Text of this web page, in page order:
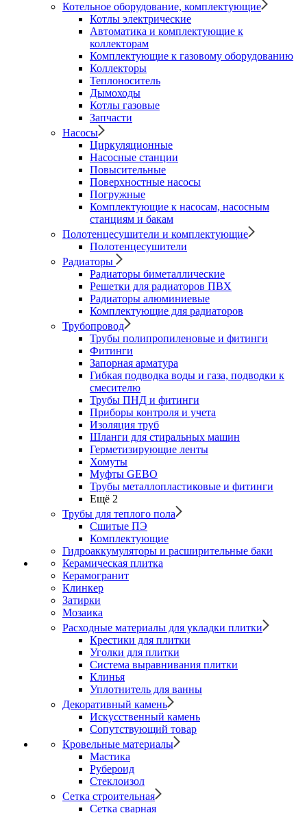
Котельное оборудование, комплектующие
Котлы электрические
Автоматика и комплектующие к
коллекторам
Комплектующие к газовому оборудованию
Коллекторы
Теплоноситель
Дымоходы
Котлы газовые
Запчасти
Насосы
Циркуляционные
Насосные станции
Повысительные
Поверхностные насосы
Погружные
Комплектующие к насосам, насосным
станциям и бакам
Полотенцесушители и комплектующие
Полотенцесушители
Радиаторы
Радиаторы биметаллические
Решетки для радиаторов ПВХ
Радиаторы алюминиевые
Комплектующие для радиаторов
Трубопровод
Трубы полипропиленовые и фитинги
Фитинги
Запорная арматура
Гибкая подводка воды и газа, подводки к
смесителю
Трубы ПНД и фитинги
Приборы контроля и учета
Изоляция труб
Шланги для стиральных машин
Герметизирующие ленты
Хомуты
Муфты GEBO
Трубы металлопластиковые и фитинги
Ещё 2
Трубы для теплого пола
Сшитые ПЭ
Комплектующие
Гидроаккумуляторы и расширительные баки
Керамическая плитка
Керамогранит
Клинкер
Затирки
Мозаика
Расходные материалы для укладки плитки
Крестики для плитки
Уголки для плитки
Система выравнивания плитки
Клинья
Уплотнитель для ванны
Декоративный камень
Искусственный камень
Сопутствующий товар
Кровельные материалы
Мастика
Рубероид
Стеклоизол
Сетка строительная
Сетка сварная